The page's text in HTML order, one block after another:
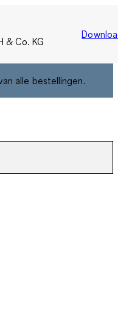
& Co. KG
alle bestellingen.